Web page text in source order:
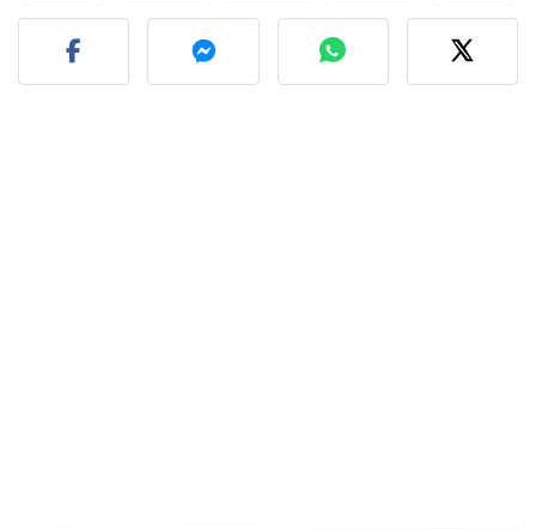
Publicar la foto de esta